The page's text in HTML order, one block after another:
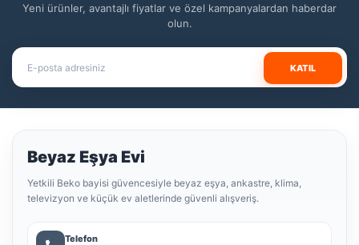
Yeni ürünler, avantajlı fiyatlar ve özel kampanyalardan haberdar
olun.
KATIL
Beyaz Eşya Evi
Yetkili Beko bayisi güvencesiyle beyaz eşya, ankastre, klima,
televizyon ve küçük ev aletlerinde güvenli alışveriş.
Telefon